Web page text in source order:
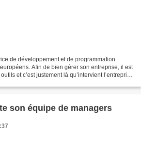
de développement et de programmation
Afin de bien gérer son entreprise, il est
et c’est justement là qu’intervient l’entreprise
son équipe de managers